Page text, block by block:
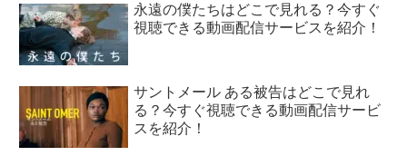
永遠の僕たちはどこで見れる？今すぐ
視聴できる動画配信サービスを紹介！
サントメール ある被告はどこで見れ
る？今すぐ視聴できる動画配信サービ
スを紹介！